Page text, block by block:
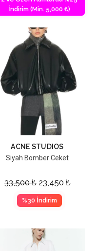
İndirim (Min. 5,000 ₺)
ACNE STUDIOS
Siyah Bomber Ceket
33,500₺ 23,450 ₺
%30 İndirim